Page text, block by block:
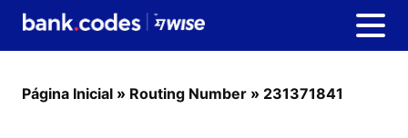
Página Inicial » Routing Number » 231371841